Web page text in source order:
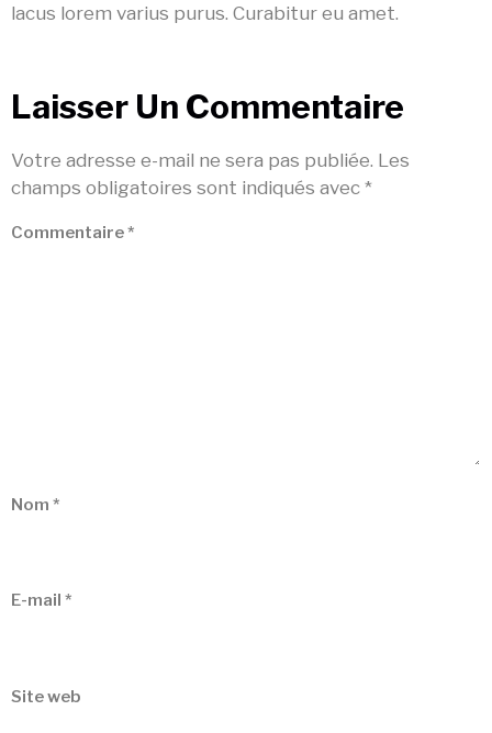
lacus lorem varius purus. Curabitur eu amet.
Laisser Un Commentaire
Votre adresse e-mail ne sera pas publiée. Les
champs obligatoires sont indiqués avec *
Commentaire*
Nom *
E-mail *
Site web